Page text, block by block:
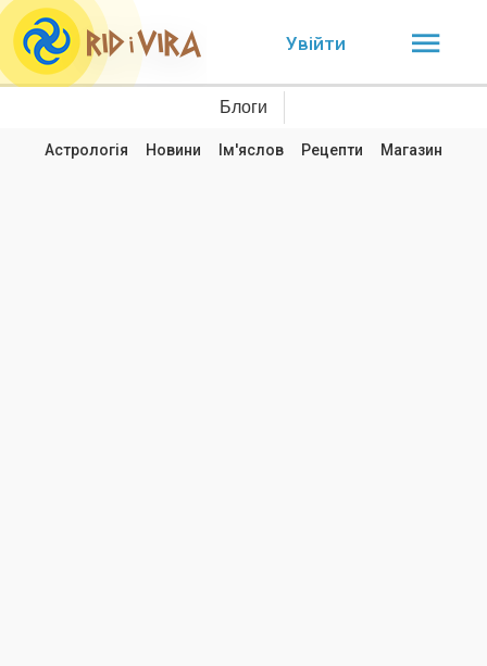
Увійти
Блоги
Астрологія Новини Ім'яслов Рецепти Магазин